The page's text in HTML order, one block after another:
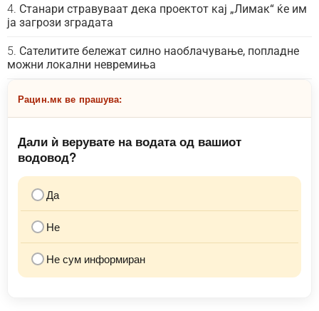
Станари стравуваат дека проектот кај „Лимак“ ќе им
ја загрози зградата
Сателитите бележат силно наоблачување, попладне
можни локални невремиња
Рацин.мк ве прашува:
Дали ѝ верувате на водата од вашиот
водовод?
Да
Не
Не сум информиран